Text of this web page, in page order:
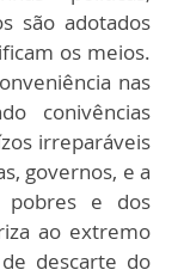
são adotados
os meios.
nas
conivências
irreparáveis
governos, e a
pobres e dos
ao extremo
descarte do